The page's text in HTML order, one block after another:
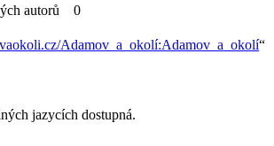
autorů
0
Adamov_a_okolí:Adamov_a_okolí“
jazycích dostupná.